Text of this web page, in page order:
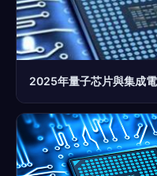
2025年量子芯片與集成